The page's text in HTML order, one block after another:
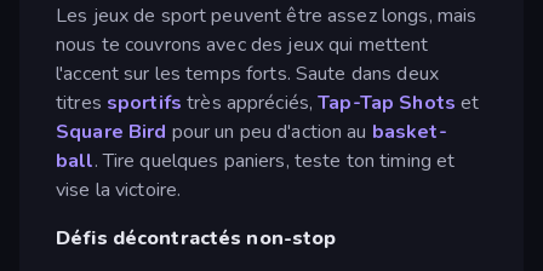
Les jeux de sport peuvent être assez longs, mais
nous te couvrons avec des jeux qui mettent
l'accent sur les temps forts. Saute dans deux
titres sportifs très appréciés,Tap-Tap Shots et
Square Bird pour un peu d'action au basket-
ball. Tire quelques paniers, teste ton timing et
vise la victoire.
Défis décontractés non-stop